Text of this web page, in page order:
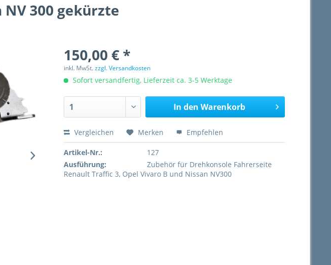
300 gekürzte
150,00 € *
inkl. MwSt.zzgl. Versandkosten
Sofort versandfertig, Lieferzeit ca. 3-5 Werktage
In den Warenkorb
Vergleichen Merken Empfehlen
Artikel-Nr.:
127
Ausführung:
Zubehör für Drehkonsole Fahrerseite
Renault Traffic 3, Opel Vivaro B und Nissan NV300